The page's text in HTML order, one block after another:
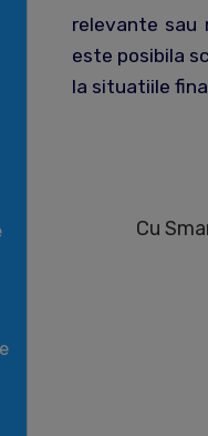
relevante sau
este posibila
la situatiile
Cu